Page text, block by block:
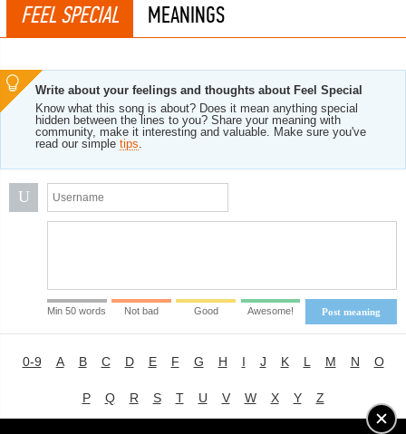
FEEL SPECIAL MEANINGS
Write about your feelings and thoughts about Feel Special
Know what this song is about? Does it mean anything special
hidden between the lines to you? Share your meaning with
community, make it interesting and valuable. Make sure you've
read our simple tips.
U
Post meaning
Min 50 words Not bad Good Awesome!
0-9 A B C D E F G H I J K L M N O
P Q R S T U V W X Y Z